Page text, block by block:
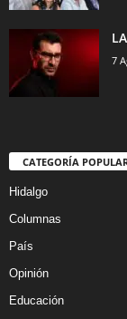
7
CATEGORÍA
Hidalgo
Columnas
País
Opinión
Educación